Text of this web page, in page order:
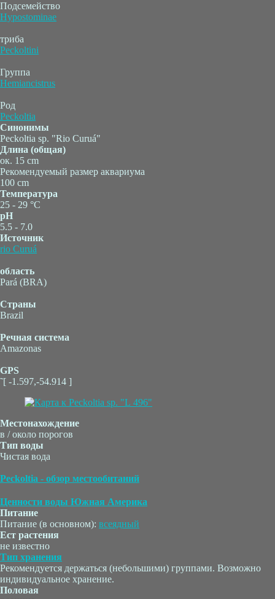
Подсемейство
Hypostominae
триба
Peckoltini
Группа
Hemiancistrus
Род
Peckoltia
Синонимы
Peckoltia sp. "Rio Curuá"
Длина (общая)
ок. 15 cm
Рекомендуемый размер аквариума
100 cm
Температура
25 - 29 °C
pH
5.5 - 7.0
Источник
rio Curuá
область
Pará (BRA)
Страны
Brazil
Речная система
Amazonas
GPS
˜[ -1.597,-54.914 ]
Местонахождение
в / около порогов
Тип воды
Чистая вода
Peckoltia - обзор местообитаний
Ценности воды Южная Америка
Питание
Питание (в основном): всеядный
Ест растения
не известно
Тип хранения
Рекомендуется держаться (небольшими) группами. Возможно
индивидуальное хранение.
Половая